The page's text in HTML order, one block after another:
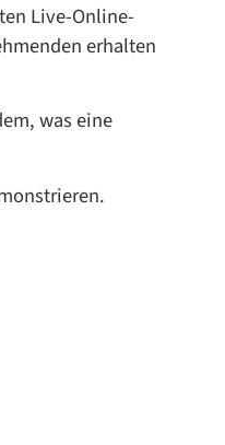
Live-Online-
erhalten
was eine